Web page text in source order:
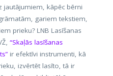
jautājumiem, kāpēc bērni
gariem tekstiem,
prieku? LNB Lasīšanas
“Skaļās lasīšanas
ir efektīvi instrumenti, kā
izvērtēt lasīto, tā ir